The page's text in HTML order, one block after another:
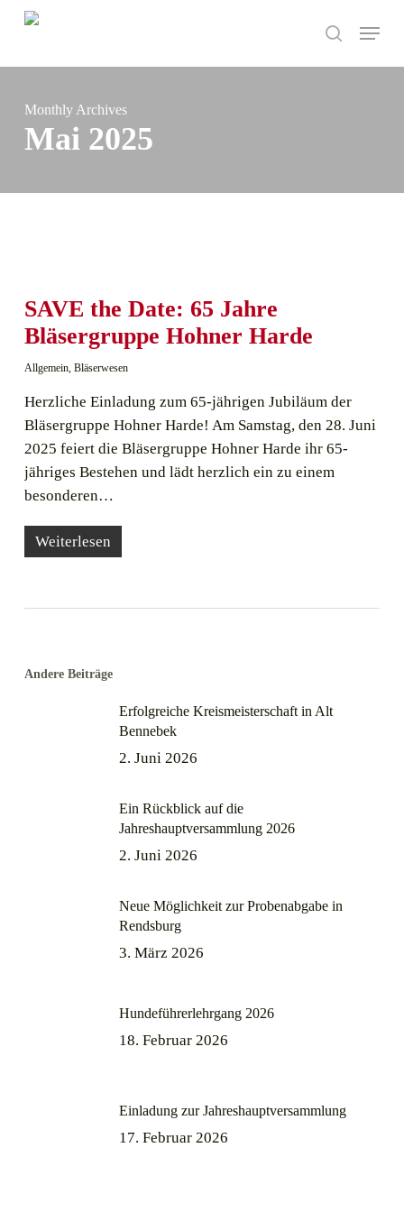
Skip
search
Menu
Monthly Archives
Mai 2025
SAVE the Date: 65 Jahre
Bläsergruppe Hohner Harde
Allgemein, Bläserwesen
Herzliche Einladung zum 65-jährigen Jubiläum der
Bläsergruppe Hohner Harde! Am Samstag, den 28. Juni
2025 feiert die Bläsergruppe Hohner Harde ihr 65-
jähriges Bestehen und lädt herzlich ein zu einem
besonderen…
Weiterlesen
Andere Beiträge
Erfolgreiche Kreismeisterschaft in Alt
Bennebek
2. Juni 2026
Ein Rückblick auf die
Jahreshauptversammlung 2026
2. Juni 2026
Neue Möglichkeit zur Probenabgabe in
Rendsburg
3. März 2026
Hundeführerlehrgang 2026
18. Februar 2026
Einladung zur Jahreshauptversammlung
17. Februar 2026